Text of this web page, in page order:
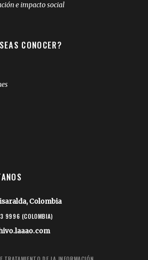
e impacto social
CONOCER?
Colombia
9996 (COLOMBIA)